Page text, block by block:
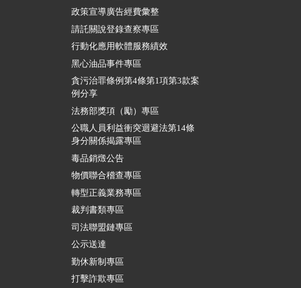
政策宣導廣告經費彙整
請託關說登錄查察專區
行動化應用軟體服務績效
黑心油品事件專區
貪污治罪條例第4條第1項第3款案
例分享
法務部獎項（勵）專區
公職人員利益衝突迴避法第14條
身分關係揭露專區
毒品銷燬公告
物價聯合稽查專區
轉型正義業務專區
裁判書類專區
司法聯盟鏈專區
公示送達
勤休新制專區
打擊詐欺專區